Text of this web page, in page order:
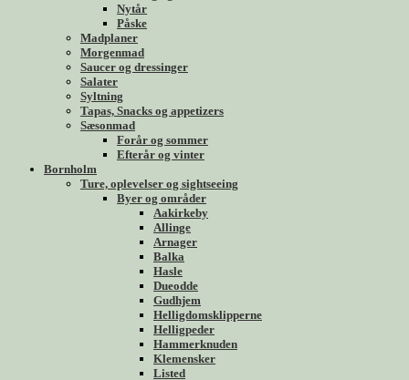
Nytår
Påske
Madplaner
Morgenmad
Saucer og dressinger
Salater
Syltning
Tapas, Snacks og appetizers
Sæsonmad
Forår og sommer
Efterår og vinter
Bornholm
Ture, oplevelser og sightseeing
Byer og områder
Aakirkeby
Allinge
Arnager
Balka
Hasle
Dueodde
Gudhjem
Helligdomsklipperne
Helligpeder
Hammerknuden
Klemensker
Listed